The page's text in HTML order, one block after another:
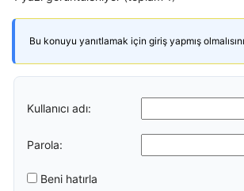
Bu konuyu yanıtlamak için giriş yapmış
Kullanıcı adı:
Parola:
Beni hatırla